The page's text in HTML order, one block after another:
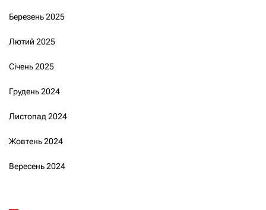
Березень 2025
Лютий 2025
Січень 2025
Грудень 2024
Листопад 2024
Жовтень 2024
Вересень 2024